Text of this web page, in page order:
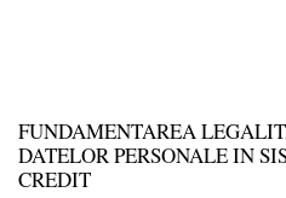
FUNDAMENTAREA
DATELOR PERSONALE IN
CREDIT